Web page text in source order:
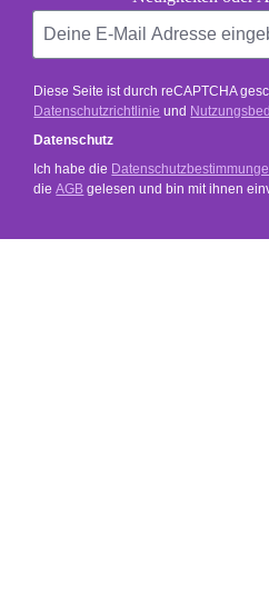
Diese Seite ist durch reCAPTCHA
Datenschutzrichtlinie und
Datenschutz
Ich habe die
dieAGB gelesen und bin mit ihnen